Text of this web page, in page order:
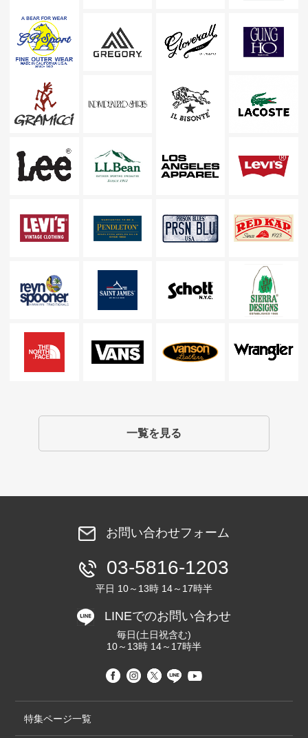
一覧を見る
お問い合わせフォーム
03-5816-1203
平日 10～13時 14～17時半
LINEでのお問い合わせ
毎日(土日祝含む)
10～13時 14～17時半
特集ページ一覧